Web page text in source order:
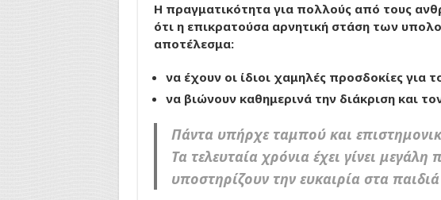
Η πραγματικότητα για πολλούς από τους
ότι η επικρατούσα αρνητική στάση των
αποτέλεσμα:
να έχουν οι ίδιοι χαμηλές προσδοκίες για
να βιώνουν καθημερινά την διάκριση και
Πάντα υπήρχε ταμπού και
Τα τελευταία χρόνια έχει γίνει
υποστηρίζουν την ευκαιρία στα